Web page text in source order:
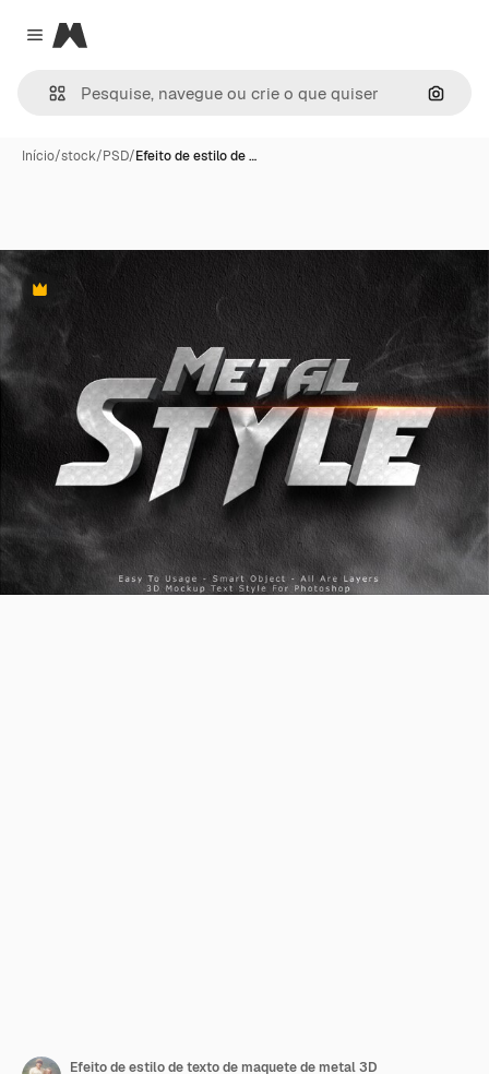
Close menu
Magnific
Início/stock/PSD/Efeito de estilo de …
Premium
Efeito de estilo de texto de maquete de metal 3D